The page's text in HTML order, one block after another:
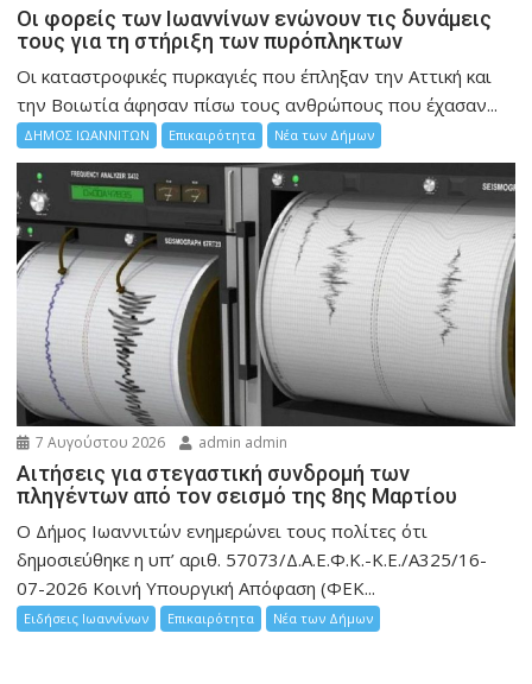
Οι φορείς των Ιωαννίνων ενώνουν τις δυνάμεις
τους για τη στήριξη των πυρόπληκτων
Οι καταστροφικές πυρκαγιές που έπληξαν την Αττική και
την Bοιωτία άφησαν πίσω τους ανθρώπους που έχασαν...
ΔΗΜΟΣ ΙΩΑΝΝΙΤΩΝ Επικαιρότητα Νέα των Δήμων
7 Αυγούστου 2026 admin admin
Αιτήσεις για στεγαστική συνδρομή των
πληγέντων από τον σεισμό της 8ης Μαρτίου
Ο Δήμος Ιωαννιτών ενημερώνει τους πολίτες ότι
δημοσιεύθηκε η υπ’ αριθ. 57073/Δ.Α.Ε.Φ.Κ.-Κ.Ε./Α325/16-
07-2026 Κοινή Υπουργική Απόφαση (ΦΕΚ...
Ειδήσεις Ιωαννίνων Επικαιρότητα Νέα των Δήμων